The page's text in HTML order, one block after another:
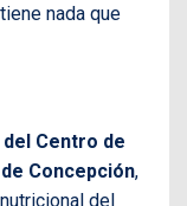
nada que
Centro de
Concepción,
del